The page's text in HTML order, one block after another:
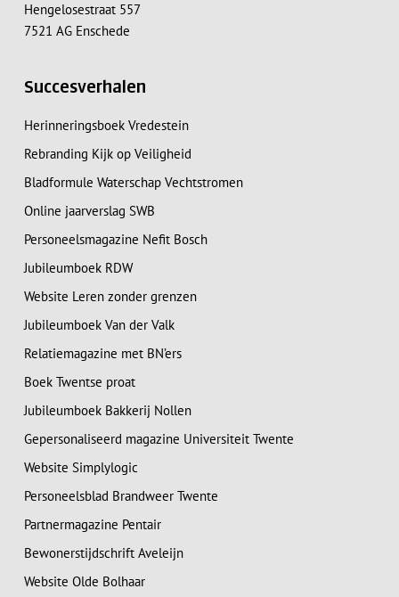
Hengelosestraat 557
7521 AG Enschede
Succesverhalen
Herinneringsboek Vredestein
Rebranding Kijk op Veiligheid
Bladformule Waterschap Vechtstromen
Online jaarverslag SWB
Personeelsmagazine Nefit Bosch
Jubileumboek RDW
Website Leren zonder grenzen
Jubileumboek Van der Valk
Relatiemagazine met BN’ers
Boek Twentse proat
Jubileumboek Bakkerij Nollen
Gepersonaliseerd magazine Universiteit Twente
Website Simplylogic
Personeelsblad Brandweer Twente
Partnermagazine Pentair
Bewonerstijdschrift Aveleijn
Website Olde Bolhaar